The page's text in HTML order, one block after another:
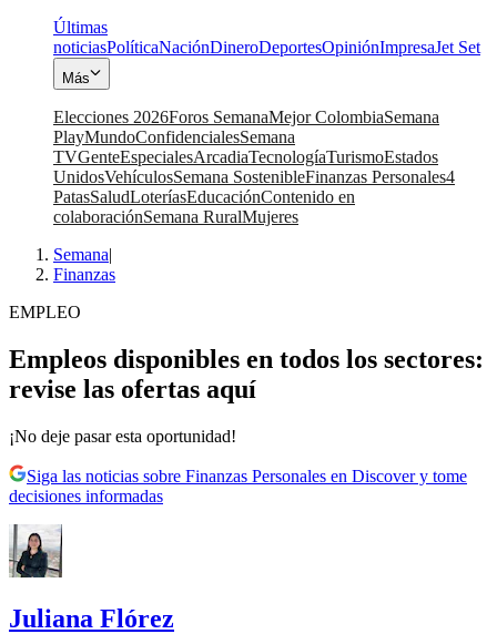
Últimas
noticiasPolíticaNaciónDineroDeportesOpiniónImpresaJet Set
Más
Elecciones 2026Foros SemanaMejor ColombiaSemana
PlayMundoConfidencialesSemana
TVGenteEspecialesArcadiaTecnologíaTurismoEstados
UnidosVehículosSemana SostenibleFinanzas Personales4
PatasSaludLoteríasEducaciónContenido en
colaboraciónSemana RuralMujeres
Semana|
Finanzas
EMPLEO
Empleos disponibles en todos los sectores:
revise las ofertas aquí
¡No deje pasar esta oportunidad!
Siga las noticias sobre Finanzas Personales en Discover y tome
decisiones informadas
Juliana Flórez